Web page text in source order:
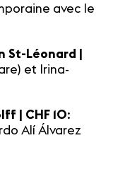
avec le
St-Léonard |
et Irina-
| CHF 10:
Alí Álvarez